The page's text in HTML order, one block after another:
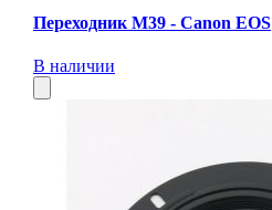
Переходник M39 - Canon EOS
В наличии